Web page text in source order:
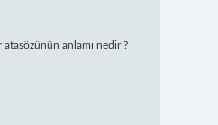
anlamı nedir ?